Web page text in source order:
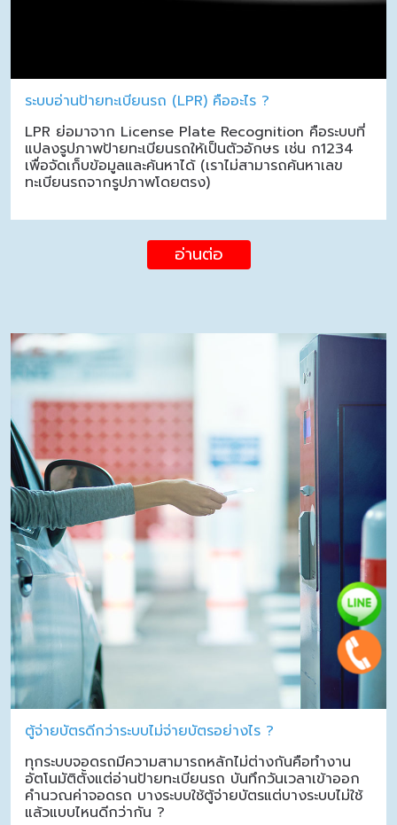
ระบบอ่านป้ายทะเบียนรถ (LPR) คืออะไร ?
LPR ย่อมาจาก License Plate Recognition คือระบบที่
แปลงรูปภาพป้ายทะเบียนรถให้เป็นตัวอักษร เช่น ก1234
เพื่อจัดเก็บข้อมูลและค้นหาได้ (เราไม่สามารถค้นหาเลข
ทะเบียนรถจากรูปภาพโดยตรง)
อ่านต่อ
ตู้จ่ายบัตรดีกว่าระบบไม่จ่ายบัตรอย่างไร ?
ทุกระบบจอดรถมีความสามารถหลักไม่ต่างกันคือทำงาน
อัตโนมัติตั้งแต่อ่านป้ายทะเบียนรถ บันทึกวันเวลาเข้าออก
คำนวณค่าจอดรถ บางระบบใช้ตู้จ่ายบัตรแต่บางระบบไม่ใช้
แล้วแบบไหนดีกว่ากัน ?